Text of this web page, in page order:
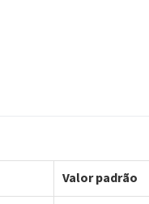
Valor padrão